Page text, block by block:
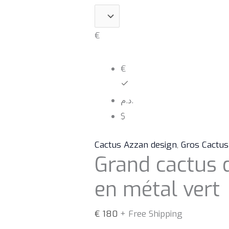
€
€
د.م.
$
Cactus Azzan design,Gros Cactus
Grand cactus
en métal vert
€ 180 + Free Shipping